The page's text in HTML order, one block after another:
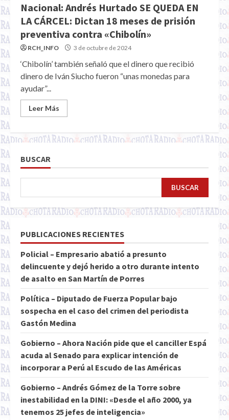
Nacional: Andrés Hurtado SE QUEDA EN
LA CÁRCEL: Dictan 18 meses de prisión
preventiva contra «Chibolín»
RCH_INFO 3 de octubre de 2024
‘Chibolín’ también señaló que el dinero que recibió
dinero de Iván Siucho fueron “unas monedas para
ayudar”...
Leer Más
BUSCAR
BUSCAR
PUBLICACIONES RECIENTES
Policial – Empresario abatió a presunto
delincuente y dejó herido a otro durante intento
de asalto en San Martín de Porres
Política – Diputado de Fuerza Popular bajo
sospecha en el caso del crimen del periodista
Gastón Medina
Gobierno – Ahora Nación pide que el canciller Espá
acuda al Senado para explicar intención de
incorporar a Perú al Escudo de las Américas
Gobierno – Andrés Gómez de la Torre sobre
inestabilidad en la DINI: «Desde el año 2000, ya
tenemos 25 jefes de inteligencia»